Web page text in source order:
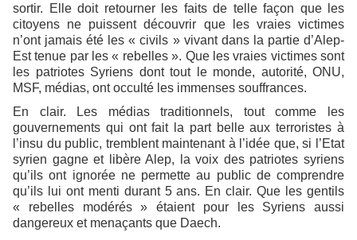
sortir. Elle doit retourner les faits de telle façon que les
citoyens ne puissent découvrir que les vraies victimes
n’ont jamais été les « civils » vivant dans la partie d’Alep-
Est tenue par les « rebelles ». Que les vraies victimes sont
les patriotes Syriens dont tout le monde, autorité, ONU,
MSF, médias, ont occulté les immenses souffrances.
En clair. Les médias traditionnels, tout comme les
gouvernements qui ont fait la part belle aux terroristes à
l’insu du public, tremblent maintenant à l’idée que, si l’Etat
syrien gagne et libère Alep, la voix des patriotes syriens
qu’ils ont ignorée ne permette au public de comprendre
qu’ils lui ont menti durant 5 ans. En clair. Que les gentils
« rebelles modérés » étaient pour les Syriens aussi
dangereux et menaçants que Daech.